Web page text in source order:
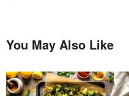
You May Also Like